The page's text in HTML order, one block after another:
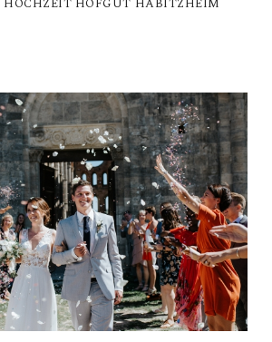
HOCHZEIT HOFGUT HABITZHEIM